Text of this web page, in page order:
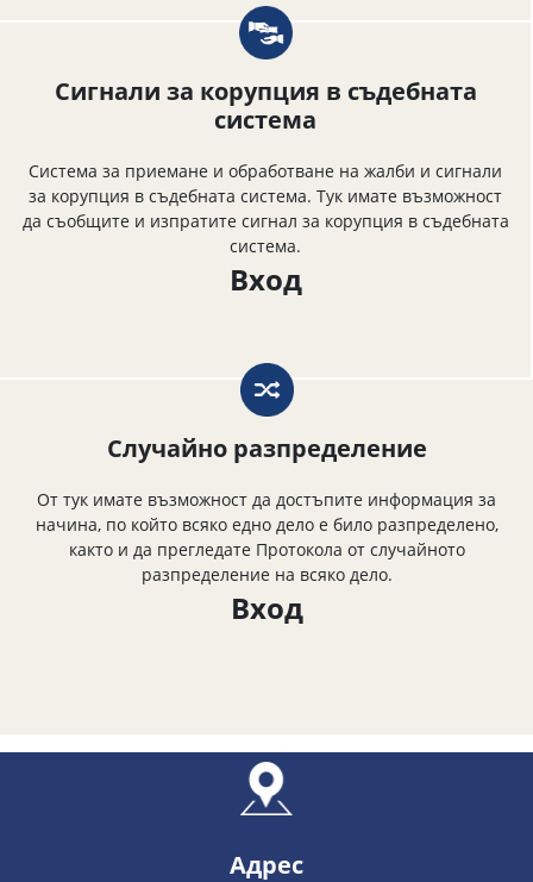
Сигнали за корупция в съдебната
система
Система за приемане и обработване на жалби и сигнали
за корупция в съдебната система. Тук имате възможност
да съобщите и изпратите сигнал за корупция в съдебната
система.
Вход
Случайно разпределение
От тук имате възможност да достъпите информация за
начина, по който всяко едно дело е било разпределено,
както и да прегледате Протокола от случайното
разпределение на всяко дело.
Вход
Адрес